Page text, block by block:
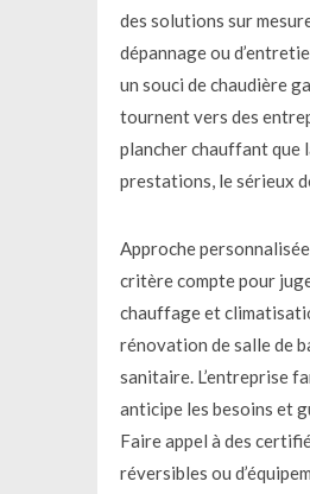
des solutions sur
dépannage ou
un souci de chaudière
tournent vers des
plancher chauffant que
prestations, le sérieux
Approche
critère compte pour
chauffage et
rénovation de salle de
sanitaire. L’entreprise
anticipe les besoins et
Faire appel à des
réversibles ou